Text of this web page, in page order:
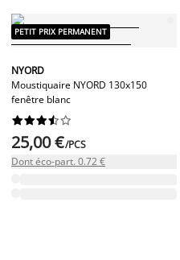
PETIT PRIX PERMANENT
NYORD
Moustiquaire NYORD 130x150
fenêtre blanc






25,00 €/PCS
Dont éco-part. 0.72 €